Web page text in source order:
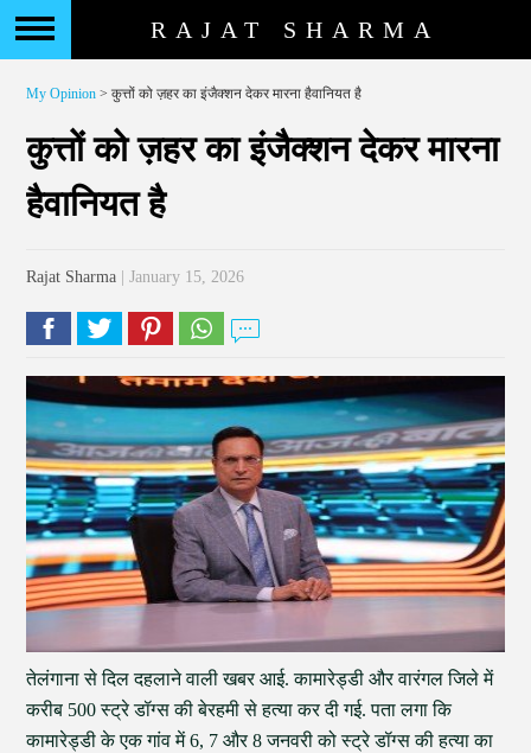
RAJAT SHARMA
My Opinion > कुत्तों को ज़हर का इंजैक्शन देकर मारना हैवानियत है
कुत्तों को ज़हर का इंजैक्शन देकर मारना
हैवानियत है
Rajat Sharma | January 15, 2026
तेलंगाना से दिल दहलाने वाली खबर आई. कामारेड्डी और वारंगल जिले में
करीब 500 स्ट्रे डॉग्स की बेरहमी से हत्या कर दी गई. पता लगा कि
कामारेड्डी के एक गांव में 6, 7 और 8 जनवरी को स्ट्रे डॉग्स की हत्या का